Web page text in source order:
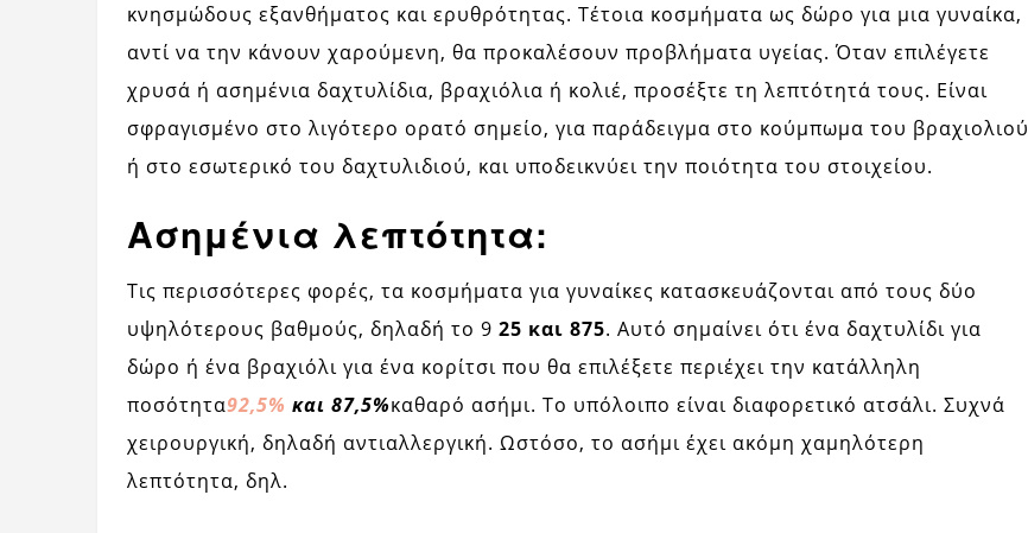
κνησμώδους εξανθήματος και ερυθρότητας. Τέτοια κοσμήματα ως δώρο για μια γυναίκα,
αντί να την κάνουν χαρούμενη, θα προκαλέσουν προβλήματα υγείας. Όταν επιλέγετε
χρυσά ή ασημένια δαχτυλίδια, βραχιόλια ή κολιέ, προσέξτε τη λεπτότητά τους. Είναι
σφραγισμένο στο λιγότερο ορατό σημείο, για παράδειγμα στο κούμπωμα του βραχιολιού
ή στο εσωτερικό του δαχτυλιδιού, και υποδεικνύει την ποιότητα του στοιχείου.
Ασημένια λεπτότητα:
Τις περισσότερες φορές, τα κοσμήματα για γυναίκες κατασκευάζονται από τους δύο
υψηλότερους βαθμούς, δηλαδή το 9 25 και 875. Αυτό σημαίνει ότι ένα δαχτυλίδι για
δώρο ή ένα βραχιόλι για ένα κορίτσι που θα επιλέξετε περιέχει την κατάλληλη
ποσότητα92,5% και 87,5%καθαρό ασήμι. Το υπόλοιπο είναι διαφορετικό ατσάλι. Συχνά
χειρουργική, δηλαδή αντιαλλεργική. Ωστόσο, το ασήμι έχει ακόμη χαμηλότερη
λεπτότητα, δηλ.